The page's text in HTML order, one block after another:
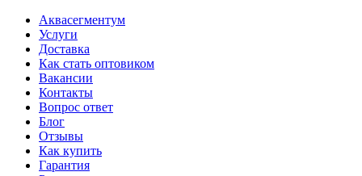
Аквасегментум
Услуги
Доставка
Как стать оптовиком
Вакансии
Контакты
Вопрос ответ
Блог
Отзывы
Как купить
Гарантия